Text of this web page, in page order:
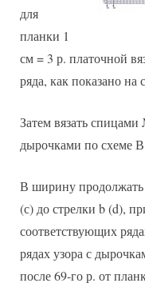
для
планки 1
см = 3 р. платочной
ряда, как показано на
Затем вязать
дырочками по схеме
В ширину продолжать
(с) до стрелки b (d),
соответствующих
рядах узора с
после 69-го р. от